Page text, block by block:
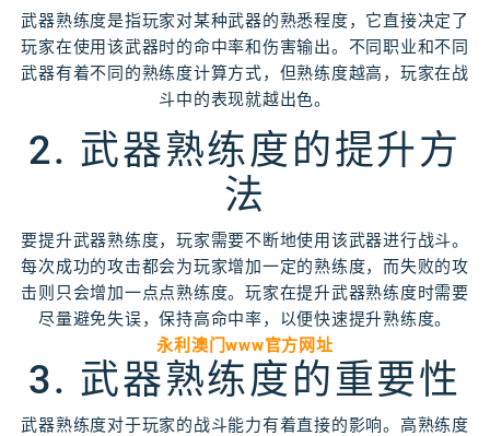
武器熟练度是指玩家对某种武器的熟悉程度，它直接决定了
玩家在使用该武器时的命中率和伤害输出。不同职业和不同
武器有着不同的熟练度计算方式，但熟练度越高，玩家在战
斗中的表现就越出色。
2. 武器熟练度的提升方
法
要提升武器熟练度，玩家需要不断地使用该武器进行战斗。
每次成功的攻击都会为玩家增加一定的熟练度，而失败的攻
击则只会增加一点点熟练度。玩家在提升武器熟练度时需要
尽量避免失误，保持高命中率，以便快速提升熟练度。
永利澳门www官方网址
3. 武器熟练度的重要性
武器熟练度对于玩家的战斗能力有着直接的影响。高熟练度